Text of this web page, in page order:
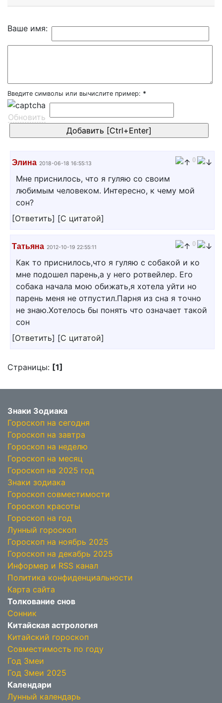
Ваше имя:
Введите символы или вычислите пример: *
Обновить
Элина 2018-06-18 16:55:13 0
Мне приснилось, что я гуляю со своим
любимым человеком. Интересно, к чему мой
сон?
[Ответить] [С цитатой]
Татьяна 2012-10-19 22:55:11 0
Как то приснилось,что я гуляю с собакой и ко
мне подошел парень,а у него ротвейлер. Его
собака начала мою обижать,я хотела уйти но
парень меня не отпустил.Парня из сна я точно
не знаю.Хотелось бы понять что означает такой
сон
[Ответить] [С цитатой]
Страницы: [1]
Знаки Зодиака
Гороскоп на сегодня
Гороскоп на завтра
Гороскоп на неделю
Гороскоп на месяц
Гороскоп на 2025 год
Знаки зодиака
Гороскоп совместимости
Гороскоп красоты
Гороскоп на год
Лунный гороскоп
Гороскоп на ноябрь 2025
Гороскоп на декабрь 2025
Информер и RSS канал
Политика конфиденциальности
Карта сайта
Толкование снов
Сонник
Китайская астрология
Китайский гороскоп
Совместимость по году
Год Змеи
Год Змеи 2025
Календари
Лунный календарь